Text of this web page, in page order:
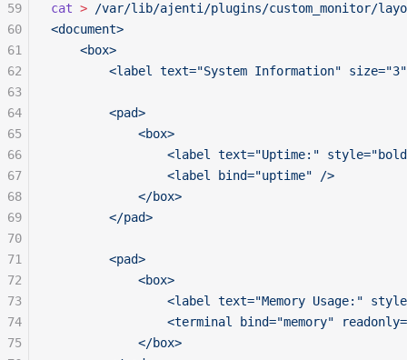
cat > /var/lib/ajenti/plugins/custom_monitor/
<document>
    <box>
<label text="System Information"
        <pad>
            <box>
<label text="Uptime:"
                <label bind="uptime" />
            </box>
        </pad>
        <pad>
            <box>
<label text="Memory Usage:"
<terminal bind="memory"
            </box>
59
60
61
62
63
64
65
66
67
68
69
70
71
72
73
74
75